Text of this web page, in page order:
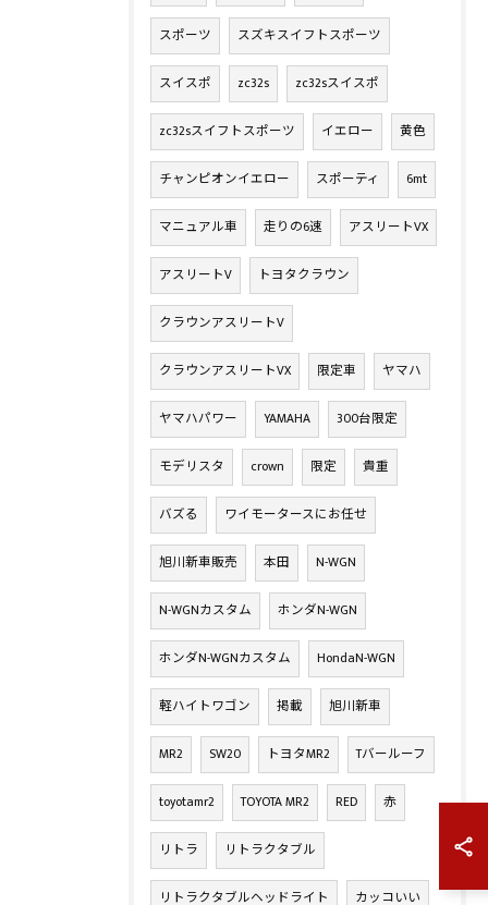
スポーツ スズキスイフトスポーツ
スイスポ zc32s zc32sスイスポ
zc32sスイフトスポーツ イエロー 黄色
チャンピオンイエロー スポーティ 6mt
マニュアル車 走りの6速 アスリートVX
アスリートV トヨタクラウン
クラウンアスリートV
クラウンアスリートVX 限定車 ヤマハ
ヤマハパワー YAMAHA 300台限定
モデリスタ crown 限定 貴重
バズる ワイモータースにお任せ
旭川新車販売 本田 N-WGN
N-WGNカスタム ホンダN-WGN
ホンダN-WGNカスタム HondaN-WGN
軽ハイトワゴン 掲載 旭川新車
MR2 SW20 トヨタMR2 Tバールーフ
toyotamr2 TOYOTA MR2 RED 赤
リトラ リトラクタブル
リトラクタブルヘッドライト カッコいい